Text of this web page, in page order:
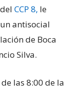
CCP 8, le
antisocial
de Boca
Silva.
las 8:00 de la